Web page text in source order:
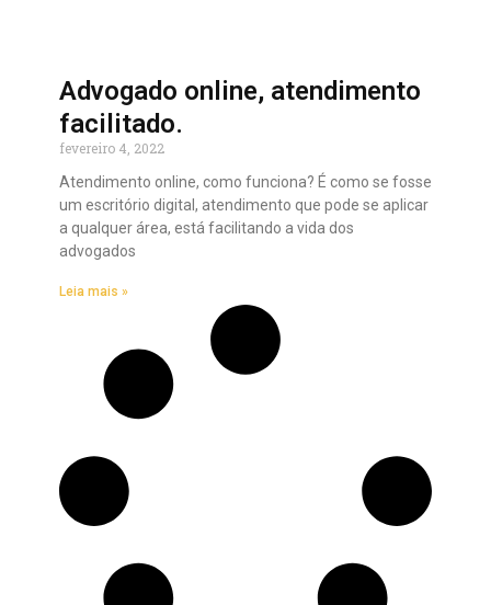
Advogado online, atendimento
facilitado.
fevereiro 4, 2022
Atendimento online, como funciona? É como se fosse
um escritório digital, atendimento que pode se aplicar
a qualquer área, está facilitando a vida dos
advogados
Leia mais »